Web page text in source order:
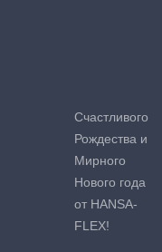
Счастливого
Рождества и
Мирного
Нового года
от HANSA-
FLEX!